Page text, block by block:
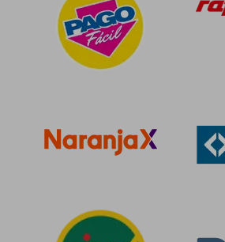
40%
dcto.
$ 77.259
$ 46.356